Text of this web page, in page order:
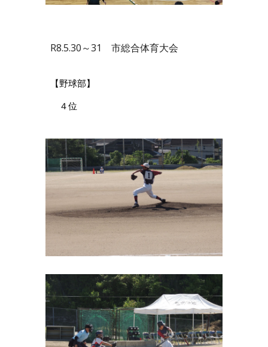
R8.5.30～31 市総合体育大会
【野球部】
４位